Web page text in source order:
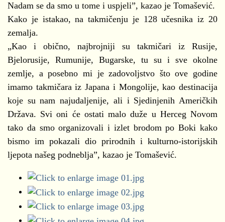
Nadam se da smo u tome i uspjeli”, kazao je Tomašević.
Kako je istakao, na takmičenju je 128 učesnika iz 20
zemalja.
„Kao i obično, najbrojniji su takmičari iz Rusije,
Bjelorusije, Rumunije, Bugarske, tu su i sve okolne
zemlje, a posebno mi je zadovoljstvo što ove godine
imamo takmičara iz Japana i Mongolije, kao destinacija
koje su nam najudaljenije, ali i Sjedinjenih Američkih
Država. Svi oni će ostati malo duže u Herceg Novom
tako da smo organizovali i izlet brodom po Boki kako
bismo im pokazali dio prirodnih i kulturno-istorijskih
ljepota našeg podneblja”, kazao je Tomašević.